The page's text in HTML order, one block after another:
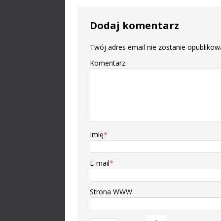
Dodaj komentarz
Twój adres email nie zostanie
Komentarz
Imię*
E-mail*
Strona WWW